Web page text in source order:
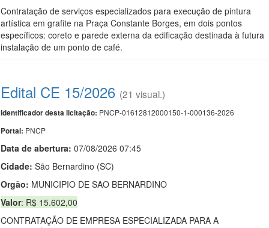
Contratação de serviços especializados para execução de pintura
artística em grafite na Praça Constante Borges, em dois pontos
específicos: coreto e parede externa da edificação destinada à futura
instalação de um ponto de café.
Edital CE 15/2026 (21 visual.)
Identificador desta licitação: PNCP-01612812000150-1-000136-2026
Portal: PNCP
Data de abertura: 07/08/2026 07:45
Cidade: São Bernardino (SC)
Orgão: MUNICIPIO DE SAO BERNARDINO
Valor: R$ 15.602,00
CONTRATAÇÃO DE EMPRESA ESPECIALIZADA PARA A